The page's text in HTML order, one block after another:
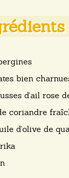
bien
d’ail rose
coriandre
d’olive de